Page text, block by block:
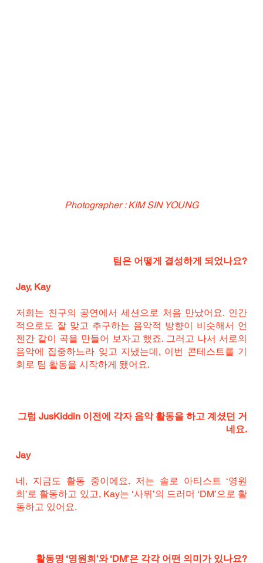
Photographer : KIM SIN YOUNG
팀은 어떻게 결성하게 되었나요?
Jay, Kay
저희는 친구의 공연에서 세션으로 처음 만났어요. 인간
적으로도 잘 맞고 추구하는 음악적 방향이 비슷해서 언
젠간 같이 곡을 만들어 보자고 했죠. 그러고 나서 서로의
음악에 집중하느라 잊고 지냈는데, 이번 콘테스트를 기
회로 팀 활동을 시작하게 됐어요.
그럼 JusKiddin 이전에 각자 음악 활동을 하고 계셨던 거
네요.
Jay
네, 지금도 활동 중이에요. 저는 솔로 아티스트 ‘영원
희’로 활동하고 있고, Kay는 ‘사뮈’의 드러머 ‘DM’으로 활
동하고 있어요.
활동명 ‘영원희’와 ‘DM’은 각각 어떤 의미가 있나요?